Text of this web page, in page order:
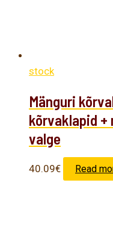
stock
Mänguri
kõrvaklapid +
valge
40.09€ Read